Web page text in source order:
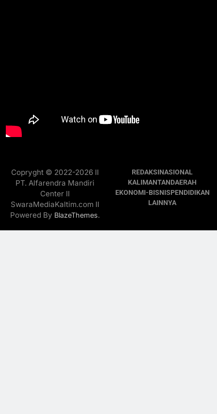
Copryght © 2022-2026 II
PT. Alfarendra Mandiri
Center II
SwaraMediaKaltim.com II
Powered By BlazeThemes.
REDAKSINASIONAL
KALIMANTANDAERAH
EKONOMI-BISNISPENDIDIKAN
LAINNYA